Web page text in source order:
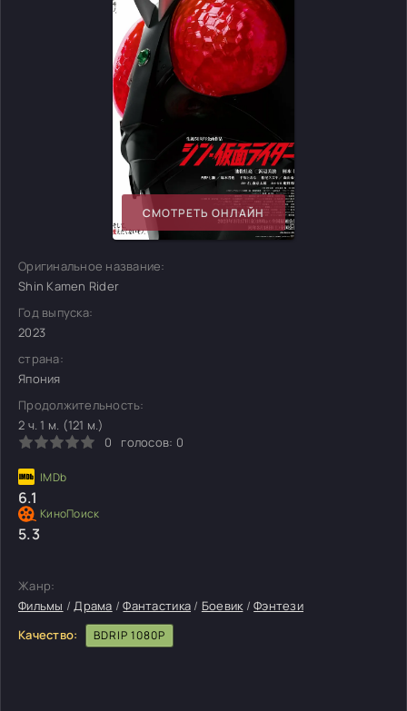
СМОТРЕТЬ ОНЛАЙН
Оригинальное название:
Shin Kamen Rider
Год выпуска:
2023
страна:
Япония
Продолжительность:
2 ч. 1 м. (121 м.)
0
голосов: 0
6.1
5.3
Жанр:
Фильмы /Драма /Фантастика / Боевик/Фэнтези
Качество:
BDRIP 1080P